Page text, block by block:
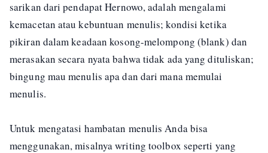
sarikan dari pendapat Hernowo, adalah mengalami
kemacetan atau kebuntuan menulis; kondisi ketika
pikiran dalam keadaan kosong-melompong (blank) dan
merasakan secara nyata bahwa tidak ada yang dituliskan;
bingung mau menulis apa dan dari mana memulai
menulis.
Untuk mengatasi hambatan menulis Anda bisa
menggunakan, misalnya writing toolbox seperti yang